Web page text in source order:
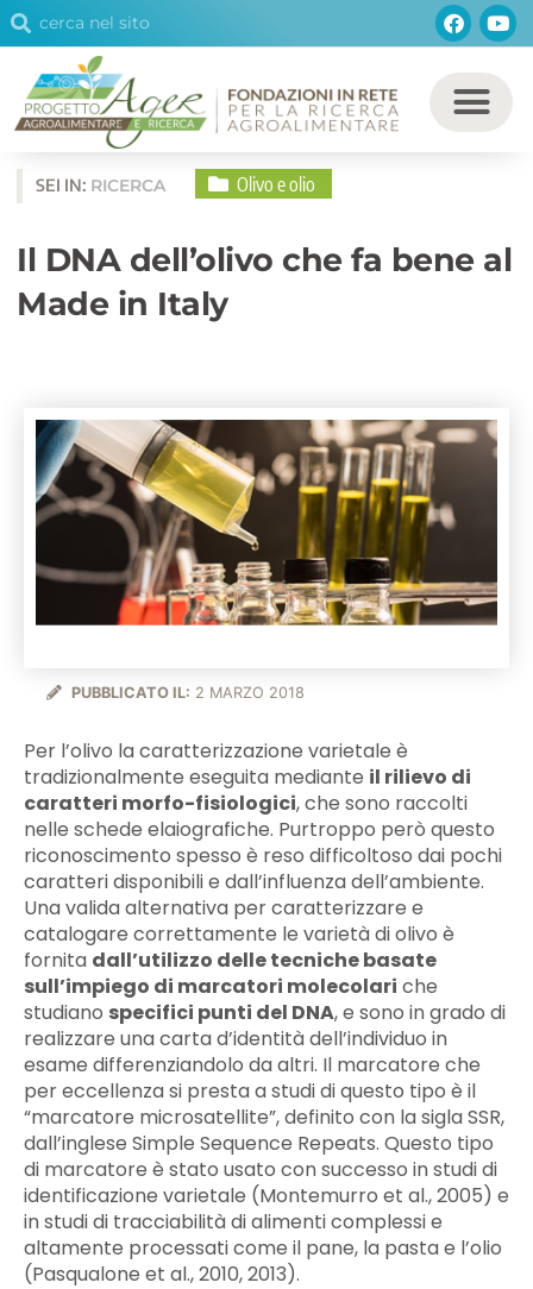
VaiCerca Cerca
SEI IN: RICERCA Olivo e olio
Il DNA dell’olivo che fa bene al
Made in Italy
PUBBLICATO IL: 2 MARZO 2018
Per l’olivo la caratterizzazione varietale è
tradizionalmente eseguita mediante il rilievo di
caratteri morfo-fisiologici, che sono raccolti
nelle schede elaiografiche. Purtroppo però questo
riconoscimento spesso è reso difficoltoso dai pochi
caratteri disponibili e dall’influenza dell’ambiente.
Una valida alternativa per caratterizzare e
catalogare correttamente le varietà di olivo è
fornita dall’utilizzo delle tecniche basate
sull’impiego di marcatori molecolari che
studiano specifici punti del DNA, e sono in grado di
realizzare una carta d’identità dell’individuo in
esame differenziandolo da altri. Il marcatore che
per eccellenza si presta a studi di questo tipo è il
“marcatore microsatellite”, definito con la sigla SSR,
dall’inglese Simple Sequence Repeats. Questo tipo
di marcatore è stato usato con successo in studi di
identificazione varietale (Montemurro et al., 2005) e
in studi di tracciabilità di alimenti complessi e
altamente processati come il pane, la pasta e l’olio
(Pasqualone et al., 2010, 2013).